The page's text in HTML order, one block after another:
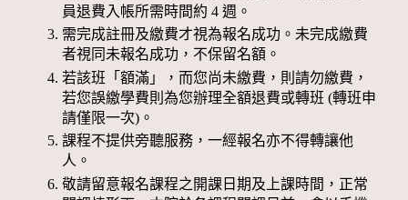
員退費入帳所需時間約 4 週。
需完成註冊及繳費才視為報名成功。未完成繳費
者視同未報名成功，不保留名額。
若該班「額滿」，而您尚未繳費，則請勿繳費，
若您誤繳學費則為您辦理全額退費或轉班 (轉班申
請僅限一次)。
課程不提供旁聽服務，一經報名亦不得轉讓他
人。
敬請留意報名課程之開課日期及上課時間，正常